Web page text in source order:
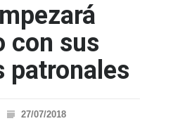
con sus
patronales
27/07/2018